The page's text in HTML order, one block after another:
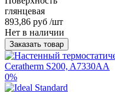
глянцевая
893,86 руб /шт
Нет в наличии
Заказать товар
0%